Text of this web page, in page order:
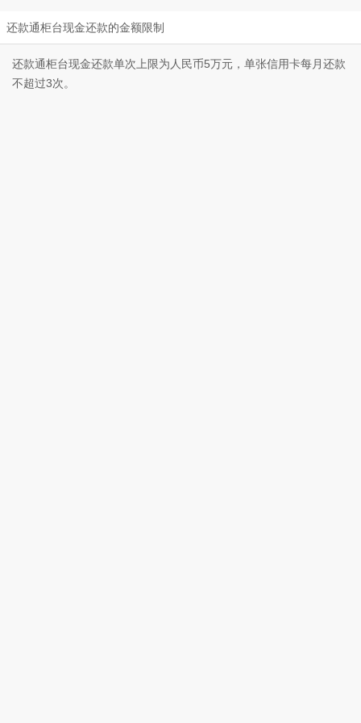
还款通柜台现金还款的金额限制
还款通柜台现金还款单次上限为人民币5万元，单张信用卡每月还款
不超过3次。